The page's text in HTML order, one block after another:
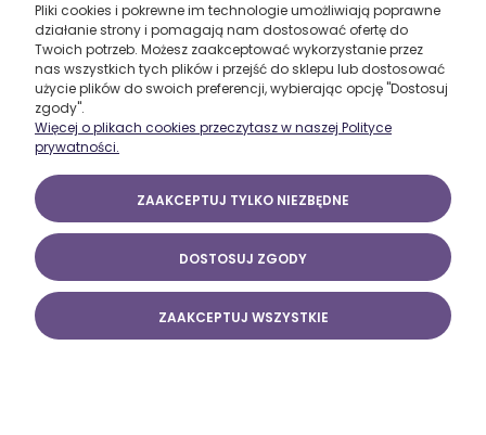
O firmie
Pliki cookies i pokrewne im technologie umożliwiają poprawne
działanie strony i pomagają nam dostosować ofertę do
Twoich potrzeb. Możesz zaakceptować wykorzystanie przez
nas wszystkich tych plików i przejść do sklepu lub dostosować
użycie plików do swoich preferencji, wybierając opcję "Dostosuj
zgody".
Więcej o plikach cookies przeczytasz w naszej Polityce
prywatności.
ZAAKCEPTUJ TYLKO NIEZBĘDNE
DOSTOSUJ ZGODY
ZAAKCEPTUJ WSZYSTKIE